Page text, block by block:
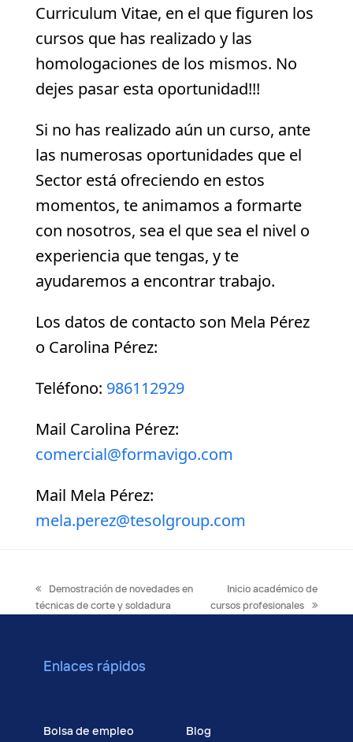
Curriculum Vitae, en el que figuren los
cursos que has realizado y las
homologaciones de los mismos. No
dejes pasar esta oportunidad!!!
Si no has realizado aún un curso, ante
las numerosas oportunidades que el
Sector está ofreciendo en estos
momentos, te animamos a formarte
con nosotros, sea el que sea el nivel o
experiencia que tengas, y te
ayudaremos a encontrar trabajo.
Los datos de contacto son Mela Pérez
o Carolina Pérez:
Teléfono: 986112929
Mail Carolina Pérez:
comercial@formavigo.com
Mail Mela Pérez:
mela.perez@tesolgroup.com
previous
post:
Demostración de novedades en
técnicas de corte y soldadura
next
post:
Inicio académico de
cursos profesionales
Enlaces rápidos
Bolsa de empleo Blog